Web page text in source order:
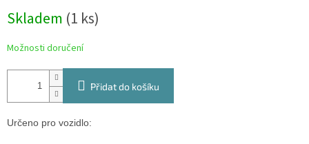
cena:
Skladem (1 ks)
Možnosti doručení
Přidat do košíku
Určeno pro vozidlo: